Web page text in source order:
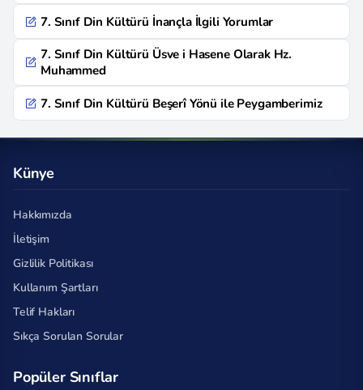
7. Sınıf Din Kültürü İnançla İlgili Yorumlar
7. Sınıf Din Kültürü Üsve i Hasene Olarak Hz.
Muhammed
7. Sınıf Din Kültürü Beşerî Yönü ile Peygamberimiz
Künye
Hakkımızda
İletişim
Gizlilik Politikası
Kullanım Şartları
Telif Hakları
Sıkça Sorulan Sorular
Popüler Sınıflar